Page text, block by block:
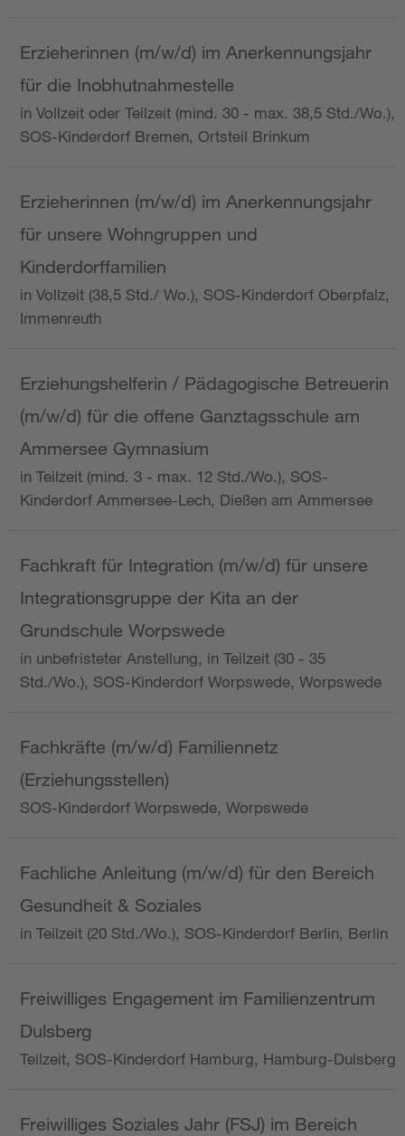
Erzieherinnen (m/w/d) im Anerkennungsjahr
für die Inobhutnahmestelle
in Vollzeit oder Teilzeit (mind. 30 - max. 38,5 Std./Wo.),
SOS-Kinderdorf Bremen, Ortsteil Brinkum
Erzieherinnen (m/w/d) im Anerkennungsjahr
für unsere Wohngruppen und
Kinderdorffamilien
in Vollzeit (38,5 Std./ Wo.), SOS-Kinderdorf Oberpfalz,
Immenreuth
Erziehungshelferin / Pädagogische Betreuerin
(m/w/d) für die offene Ganztagsschule am
Ammersee Gymnasium
in Teilzeit (mind. 3 - max. 12 Std./Wo.), SOS-
Kinderdorf Ammersee-Lech, Dießen am Ammersee
Fachkraft für Integration (m/w/d) für unsere
Integrationsgruppe der Kita an der
Grundschule Worpswede
in unbefristeter Anstellung, in Teilzeit (30 - 35
Std./Wo.), SOS-Kinderdorf Worpswede, Worpswede
Fachkräfte (m/w/d) Familiennetz
(Erziehungsstellen)
SOS-Kinderdorf Worpswede, Worpswede
Fachliche Anleitung (m/w/d) für den Bereich
Gesundheit & Soziales
in Teilzeit (20 Std./Wo.), SOS-Kinderdorf Berlin, Berlin
Freiwilliges Engagement im Familienzentrum
Dulsberg
Teilzeit, SOS-Kinderdorf Hamburg, Hamburg-Dulsberg
Freiwilliges Soziales Jahr (FSJ) im Bereich